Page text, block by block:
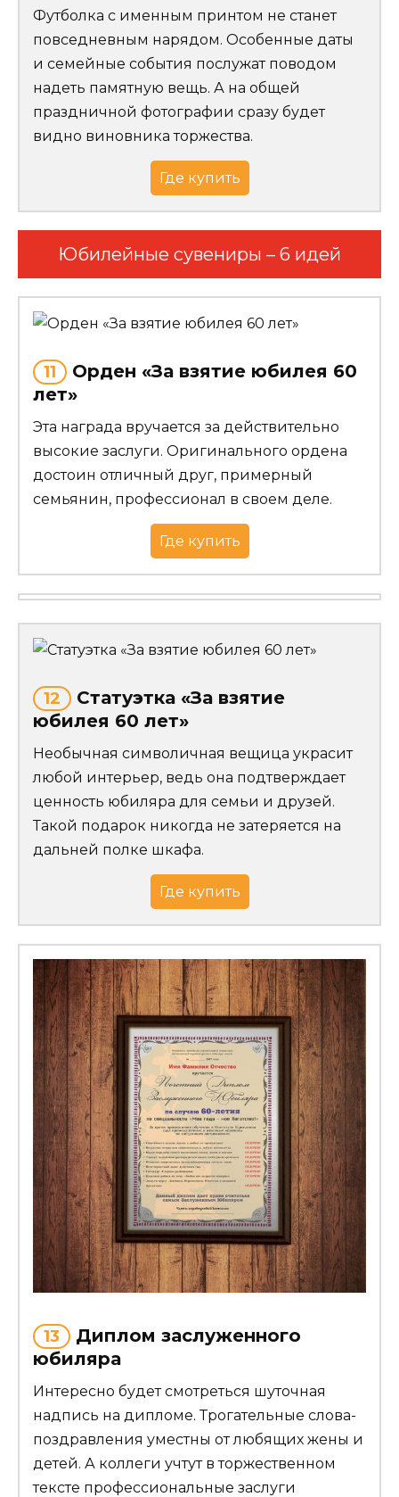
Футболка с именным принтом не станет
повседневным нарядом. Особенные даты
и семейные события послужат поводом
надеть памятную вещь. А на общей
праздничной фотографии сразу будет
видно виновника торжества.
Где купить
Юбилейные сувениры – 6 идей
11
Орден «За взятие юбилея 60
лет»
Эта награда вручается за действительно
высокие заслуги. Оригинального ордена
достоин отличный друг, примерный
семьянин, профессионал в своем деле.
Где купить
12
Статуэтка «За взятие
юбилея 60 лет»
Необычная символичная вещица украсит
любой интерьер, ведь она подтверждает
ценность юбиляра для семьи и друзей.
Такой подарок никогда не затеряется на
дальней полке шкафа.
Где купить
13
Диплом заслуженного
юбиляра
Интересно будет смотреться шуточная
надпись на дипломе. Трогательные слова-
поздравления уместны от любящих жены и
детей. А коллеги учтут в торжественном
тексте профессиональные заслуги